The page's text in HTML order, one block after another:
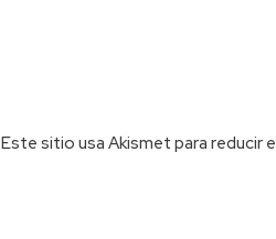
Este sitio usa Akismet para reducir